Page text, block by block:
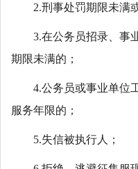
2.刑事处罚期限未满
3.在公务员招录、事
期限未满的；
4.公务员或事业单位
服务年限的；
5.失信被执行人；